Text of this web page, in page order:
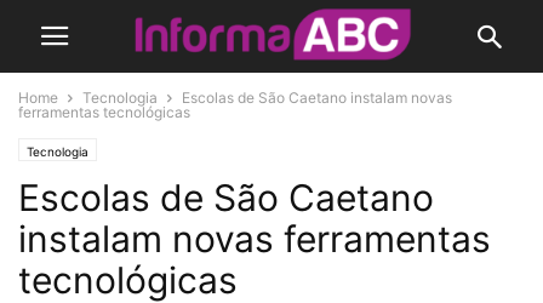
Home Tecnologia
Escolas de São Caetano instalam novas
ferramentas tecnológicas
Tecnologia
Escolas de São Caetano
instalam novas ferramentas
tecnológicas